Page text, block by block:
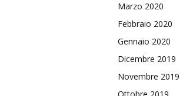
Marzo 2020
Febbraio 2020
Gennaio 2020
Dicembre 2019
Novembre 2019